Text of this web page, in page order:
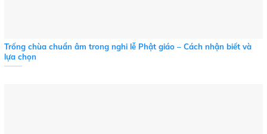
Trống chùa chuẩn âm trong nghi lễ Phật giáo – Cách nhận biết và
lựa chọn